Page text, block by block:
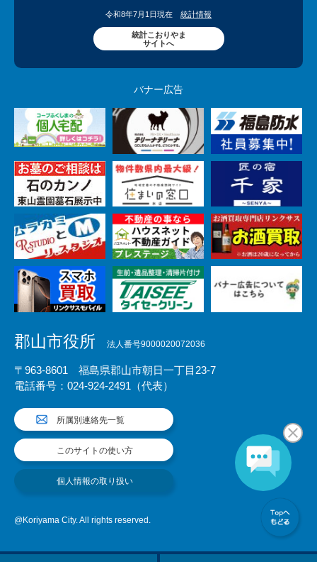
令和8年7月1日現在 統計情報
統計こおりやま
サイトへ
バナー広告
郡山市役所 法人番号9000020072036
〒963-8601 福島県郡山市朝日一丁目23-7
電話番号：024-924-2491（代表）
所属別連絡先一覧
このサイトの使い方
個人情報の取り扱い
@Koriyama City. All rights reserved.